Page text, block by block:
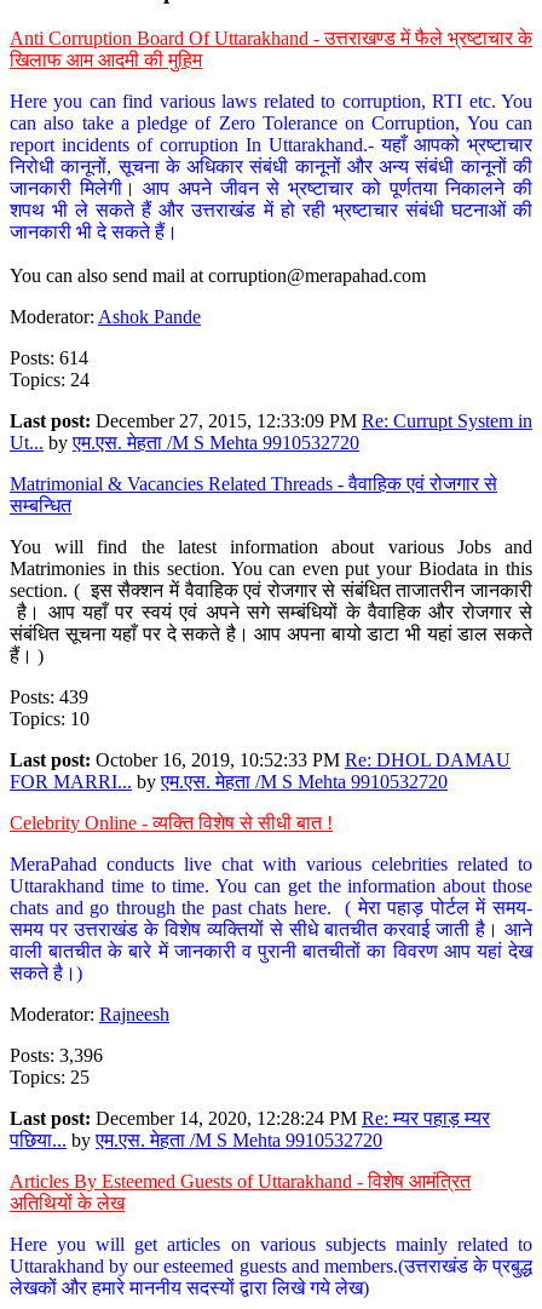
Anti Corruption Board Of Uttarakhand - उत्तराखण्ड में फैले भ्रष्टाचार के
खिलाफ आम आदमी की मुहिम
Here you can find various laws related to corruption, RTI etc. You
can also take a pledge of Zero Tolerance on Corruption, You can
report incidents of corruption In Uttarakhand.- यहाँ आपको भ्रष्टाचार
निरोधी कानूनों, सूचना के अधिकार संबंधी कानूनों और अन्य संबंधी कानूनों की
जानकारी मिलेगी। आप अपने जीवन से भ्रष्टाचार को पूर्णतया निकालने की
शपथ भी ले सकते हैं और उत्तराखंड में हो रही भ्रष्टाचार संबंधी घटनाओं की
जानकारी भी दे सकते हैं।
You can also send mail at corruption@merapahad.com
Moderator: Ashok Pande
Posts: 614
Topics: 24
Last post: December 27, 2015, 12:33:09 PM Re: Currupt System in
Ut... byएम.एस. मेहता /M S Mehta 9910532720
Matrimonial & Vacancies Related Threads - वैवाहिक एवं रोजगार से
सम्बन्धित
You will find the latest information about various Jobs and
Matrimonies in this section. You can even put your Biodata in this
section. ( इस सैक्शन में वैवाहिक एवं रोजगार से संबंधित ताजातरीन जानकारी
है। आप यहाँ पर स्वयं एवं अपने सगे सम्बंधियों के वैवाहिक और रोजगार से
संबंधित सूचना यहाँ पर दे सकते है। आप अपना बायो डाटा भी यहां डाल सकते
हैं। )
Posts: 439
Topics: 10
Last post: October 16, 2019, 10:52:33 PM Re: DHOL DAMAU
FOR MARRI... byएम.एस. मेहता /M S Mehta 9910532720
Celebrity Online - व्यक्ति विशेष से सीधी बात !
MeraPahad conducts live chat with various celebrities related to
Uttarakhand time to time. You can get the information about those
chats and go through the past chats here. ( मेरा पहाड़ पोर्टल में समय-
समय पर उत्तराखंड के विशेष व्यक्तियों से सीधे बातचीत करवाई जाती है। आने
वाली बातचीत के बारे में जानकारी व पुरानी बातचीतों का विवरण आप यहां देख
सकते है।)
Moderator: Rajneesh
Posts: 3,396
Topics: 25
Last post: December 14, 2020, 12:28:24 PM Re: म्यर पहाड़ म्यर
पछिया... byएम.एस. मेहता /M S Mehta 9910532720
Articles By Esteemed Guests of Uttarakhand - विशेष आमंत्रित
अतिथियों के लेख
Here you will get articles on various subjects mainly related to
Uttarakhand by our esteemed guests and members.(उत्तराखंड के प्रबुद्ध
लेखकों और हमारे माननीय सदस्यों द्वारा लिखे गये लेख)